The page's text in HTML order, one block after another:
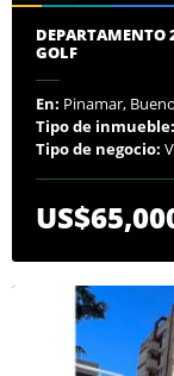
DEPARTAMENTO
GOLF
En: Pinamar,
Tipo de inmueble:
Tipo de negocio: